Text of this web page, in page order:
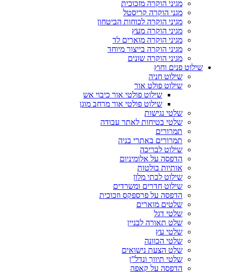
מגיני הוקרה מזכוכית
מגני הוקרה קריסטל
מגיני הוקרה לכוחות הביטחון
מגיני הוקרה מעץ
מגיני הוקרה מוארים לד
מגיני הוקרה בייצור מיוחד
מגיני הוקרה שונים
שילוט פנים וחוץ
שילוט חניה
שילוט פולט אור
שילוט פולטי אור כיבוי אש
שילוט פולטי אור מרחב מוגן
שלטי נגישות
שלטי בטיחות לאתר עבודה
תמרורים
תמרורים באתרי בניה
שילוט לבריכה
הדפסה על אלומיניום
אותיות בולטות
שילוט לבתי מלון
שילוט חדרים ומשרדים
הדפסה על פרספקס וזכוכית
שלטים מוארים
שלטי דגל
שלט תאורה לבניין
שלטי עץ
שלטי הכוונה
שלט הצעת נישואים
שלטי תיווך ונדל”ן
הדפסה על קאפה